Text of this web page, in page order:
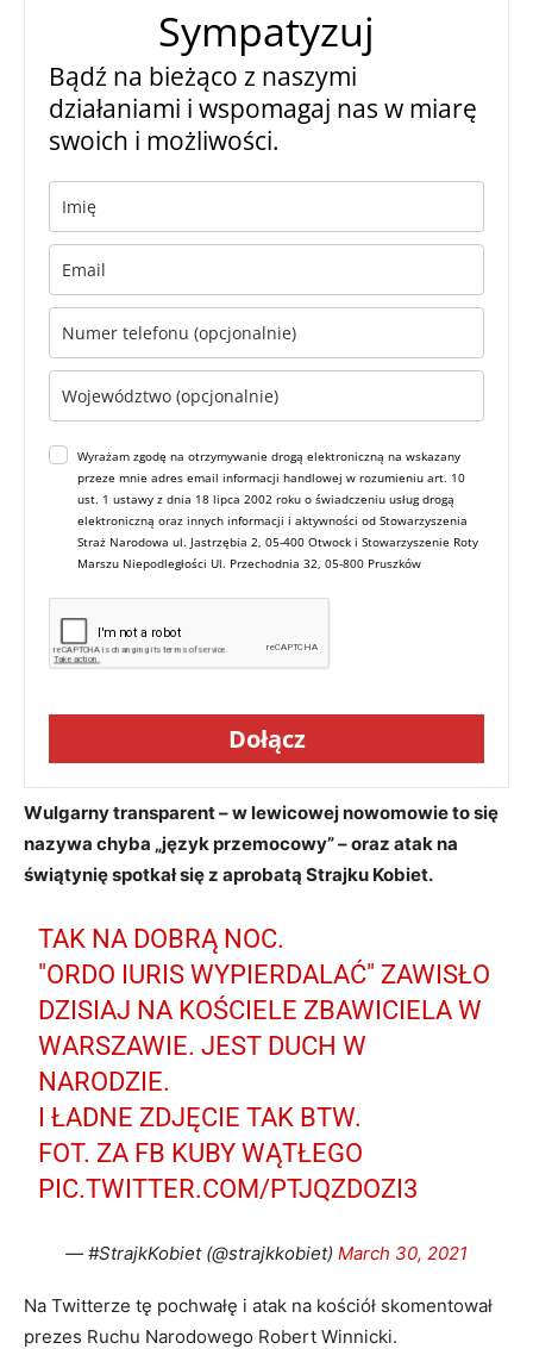
Sympatyzuj
Bądź na bieżąco z naszymi
działaniami i wspomagaj nas w miarę
swoich i możliwości.
Wyrażam zgodę na otrzymywanie drogą elektroniczną na wskazany
przeze mnie adres email informacji handlowej w rozumieniu art. 10
ust. 1 ustawy z dnia 18 lipca 2002 roku o świadczeniu usług drogą
elektroniczną oraz innych informacji i aktywności od Stowarzyszenia
Straż Narodowa ul. Jastrzębia 2, 05-400 Otwock i Stowarzyszenie Roty
Marszu Niepodległości Ul. Przechodnia 32, 05-800 Pruszków
Dołącz
Wulgarny transparent – w lewicowej nowomowie to się
nazywa chyba „język przemocowy” – oraz atak na
świątynię spotkał się z aprobatą Strajku Kobiet.
TAK NA DOBRĄ NOC.
"ORDO IURIS WYPIERDALAĆ" ZAWISŁO
DZISIAJ NA KOŚCIELE ZBAWICIELA W
WARSZAWIE. JEST DUCH W
NARODZIE.
I ŁADNE ZDJĘCIE TAK BTW.
FOT. ZA FB KUBY WĄTŁEGO
PIC.TWITTER.COM/PTJQZDOZI3
— #StrajkKobiet (@strajkkobiet) March 30, 2021
Na Twitterze tę pochwałę i atak na kościół skomentował
prezes Ruchu Narodowego Robert Winnicki.